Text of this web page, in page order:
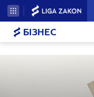
БІЗНЕС